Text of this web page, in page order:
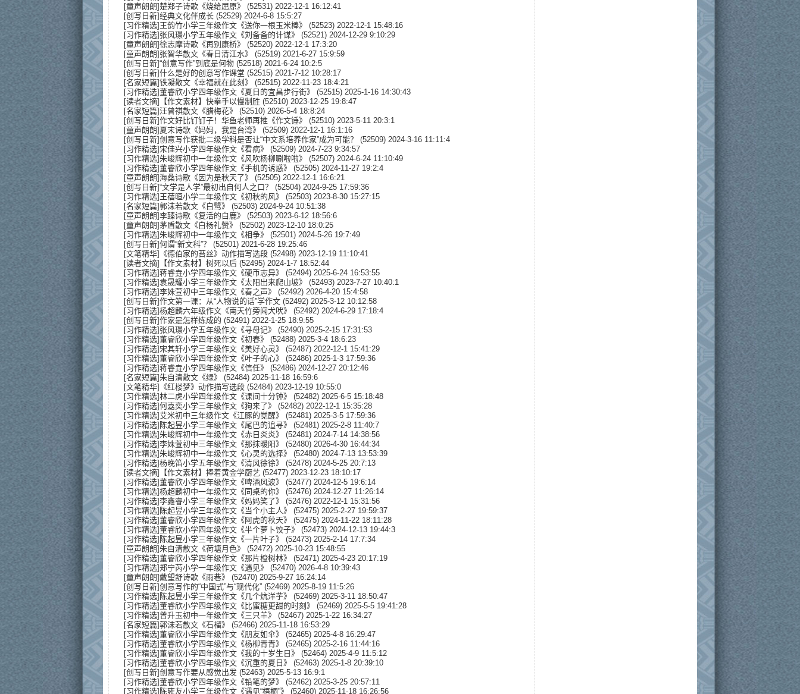
[童声朗朗]楚郑子诗歌《烧给屈原》
(52531) 2022-12-1 16:12:41
[创写日新]经典文化伴成长 (52529) 2024-6-8 15:5:27
[习作精选] 王韵竹小学三年级作文《送你一根玉米棒》
(52523) 2022-12-1 15:48:16
[习作精选] 张风璟小学五年级作文《刘备备的计谋》
(52521) 2024-12-29 9:10:29
[童声朗朗]徐志摩诗歌《再别康桥》
(52520) 2022-12-1 17:3:20
[童声朗朗] 张智华散文《春日清江水》
(52519) 2021-6-27 15:9:59
[创写日新]“创意写作”到底是何物 (52518) 2021-6-24 10:2:5
[创写日新]什么是好的创意写作课堂 (52515) 2021-7-12 10:28:17
[名家短篇]铁凝散文《幸福就在此刻》
(52515) 2022-11-23 18:4:21
[习作精选]董睿欣小学四年级作文《夏日的宜昌步行街》
(52515) 2025-1-16 14:30:43
[读者文摘] 【作文素材】快拳手以慢制胜 (52510) 2023-12-25 19:8:47
[名家短篇]汪曾祺散文《腊梅花》
(52510) 2026-5-4 18:8:24
[创写日新]作文好比钉钉子！华鱼老师再推《作文锤》
(52510) 2023-5-11 20:3:1
[童声朗朗] 夏末诗歌《妈妈，我是台湾》
(52509) 2022-12-1 16:1:16
[创写日新]创意写作获批二级学科是否让“中文系培养作家”成为可能？
(52509) 2024-3-16 11:11:4
[习作精选] 宋佳兴小学四年级作文《看病》
(52509) 2024-7-23 9:34:57
[习作精选]朱峻辉初中一年级作文《风吹杨柳唰啦啦》
(52507) 2024-6-24 11:10:49
[习作精选]董睿欣小学四年级作文《手机的诱惑》
(52505) 2024-11-27 19:2:4
[童声朗朗]海桑诗歌《因为是秋天了》
(52505) 2022-12-1 16:6:21
[创写日新]“文学是人学”最初出自何人之口？
(52504) 2024-9-25 17:59:36
[习作精选] 王蓓晅小学二年级作文《初秋的风》
(52503) 2023-8-30 15:27:15
[名家短篇]郭沫若散文《白鹭》
(52503) 2024-9-24 10:51:38
[童声朗朗]李臻诗歌《复活的白鹿》
(52503) 2023-6-12 18:56:6
[童声朗朗]茅盾散文《白杨礼赞》
(52502) 2023-12-10 18:0:25
[习作精选]朱峻辉初中一年级作文《相争》
(52501) 2024-5-26 19:7:49
[创写日新]何谓“新文科”？
(52501) 2021-6-28 19:25:46
[文笔精华] 《德伯家的苔丝》动作描写选段 (52498) 2023-12-19 11:10:41
[读者文摘] 【作文素材】树死以后 (52495) 2024-1-7 18:52:44
[习作精选]蒋睿垚小学四年级作文《硬币志异》
(52494) 2025-6-24 16:53:55
[习作精选]袁晟耀小学三年级作文《太阳出来爬山坡》
(52493) 2023-7-27 10:40:1
[习作精选]李姝萱初中三年级作文《春之声》
(52492) 2026-4-20 15:4:58
[创写日新]作文第一课：从“人物说的话”学作文 (52492) 2025-3-12 10:12:58
[习作精选]杨超麟六年级作文《南天竹旁闻犬吠》
(52492) 2024-6-29 17:18:4
[创写日新]作家是怎样炼成的 (52491) 2022-1-25 18:9:55
[习作精选] 张风璟小学五年级作文《寻母记》
(52490) 2025-2-15 17:31:53
[习作精选]董睿欣小学四年级作文《初春》
(52488) 2025-3-4 18:6:23
[习作精选] 宋其轩小学三年级作文《美好心灵》
(52487) 2022-12-1 15:41:29
[习作精选]董睿欣小学四年级作文《叶子的心》
(52486) 2025-1-3 17:59:36
[习作精选]蒋睿垚小学四年级作文《信任》
(52486) 2024-12-27 20:12:46
[名家短篇]朱自清散文《绿》
(52484) 2025-11-18 16:59:6
[文笔精华] 《红楼梦》动作描写选段 (52484) 2023-12-19 10:55:0
[习作精选]林二虎小学四年级作文《课间十分钟》
(52482) 2025-6-5 15:18:48
[习作精选]何嘉奕小学三年级作文《狗来了》
(52482) 2022-12-1 15:35:28
[习作精选]艾米初中三年级作文《江豚的觉醒》
(52481) 2025-3-5 17:59:36
[习作精选] 陈起昱小学三年级作文《尾巴的追寻》
(52481) 2025-2-8 11:40:7
[习作精选]朱峻辉初中一年级作文《赤日炎炎》
(52481) 2024-7-14 14:38:56
[习作精选]李姝萱初中三年级作文《那抹暖阳》
(52480) 2026-4-30 16:44:34
[习作精选]朱峻辉初中一年级作文《心灵的选择》
(52480) 2024-7-13 13:53:39
[习作精选]杨晚笛小学五年级作文《清风徐徐》
(52478) 2024-5-25 20:7:13
[读者文摘] 【作文素材】捧着黄金学厨艺 (52477) 2023-12-23 18:10:17
[习作精选]董睿欣小学四年级作文《啤酒风波》
(52477) 2024-12-5 19:6:14
[习作精选]杨超麟初中一年级作文《同桌的你》
(52476) 2024-12-27 11:26:14
[习作精选]李鑫睿小学三年级作文《妈妈笑了》
(52476) 2022-12-1 15:31:56
[习作精选] 陈起昱小学三年级作文《当个小主人》
(52475) 2025-2-27 19:59:37
[习作精选]董睿欣小学四年级作文《阿虎的秋天》
(52475) 2024-11-22 18:11:28
[习作精选]董睿欣小学四年级作文《半个萝卜饺子》
(52473) 2024-12-13 19:44:3
[习作精选] 陈起昱小学三年级作文《一片叶子》
(52473) 2025-2-14 17:7:34
[童声朗朗]朱自清散文《荷塘月色》
(52472) 2025-10-23 15:48:55
[习作精选]董睿欣小学四年级作文《那片橙树林》
(52471) 2025-4-23 20:17:19
[习作精选]郑宁芮小学一年级作文《遇见》
(52470) 2026-4-8 10:39:43
[童声朗朗]戴望舒诗歌《雨巷》
(52470) 2025-9-27 16:24:14
[创写日新]创意写作的“中国式”与“现代化” (52469) 2025-8-19 11:5:26
[习作精选] 陈起昱小学三年级作文《几个炕洋芋》
(52469) 2025-3-11 18:50:47
[习作精选]董睿欣小学四年级作文《比蜜糖更甜的时刻》
(52469) 2025-5-5 19:41:28
[习作精选] 曾升玉初中一年级作文《三只羊》
(52467) 2025-1-22 16:34:27
[名家短篇]郭沫若散文《石榴》
(52466) 2025-11-18 16:53:29
[习作精选]董睿欣小学四年级作文《朋友如伞》
(52465) 2025-4-8 16:29:47
[习作精选]董睿欣小学四年级作文《杨柳青青》
(52465) 2025-2-16 11:44:16
[习作精选]董睿欣小学四年级作文《我的十岁生日》
(52464) 2025-4-9 11:5:12
[习作精选]董睿欣小学四年级作文《沉重的夏日》
(52463) 2025-1-8 20:39:10
[创写日新]创意写作要从感觉出发 (52463) 2025-5-13 16:9:1
[习作精选]董睿欣小学四年级作文《铅笔的梦》
(52462) 2025-3-25 20:57:11
[习作精选] 陈雍友小学三年级作文《遇见“梧桐”》 (52460) 2025-11-18 16:26:56